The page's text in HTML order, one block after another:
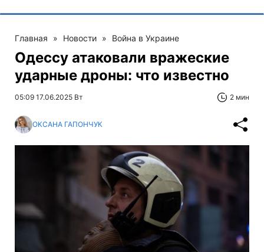
Главная » Новости » Война в Украине
Одессу атаковали вражеские
ударные дроны: что известно
05:09 17.06.2025 Вт 2 мин
ОКСАНА ГАПОНЧУК